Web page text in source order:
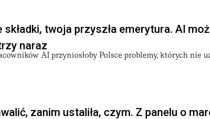
twoja przyszła emerytura. AI
naraz
AI przyniosłoby Polsce problemy, których nie
zanim ustaliła, czym. Z panelu o